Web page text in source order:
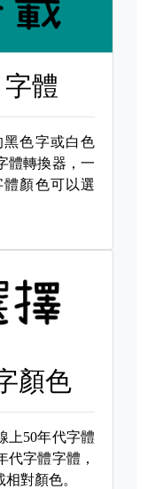
字體
色字或白色
體轉換器，一
顏色可以選
顏色
上50年代字體
代字體字體，
對顏色。